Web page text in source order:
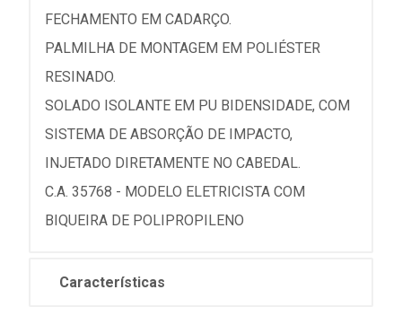
FECHAMENTO EM CADARÇO.
PALMILHA DE MONTAGEM EM POLIÉSTER
RESINADO.
SOLADO ISOLANTE EM PU BIDENSIDADE, COM
SISTEMA DE ABSORÇÃO DE IMPACTO,
INJETADO DIRETAMENTE NO CABEDAL.
C.A. 35768 - MODELO ELETRICISTA COM
BIQUEIRA DE POLIPROPILENO
Características